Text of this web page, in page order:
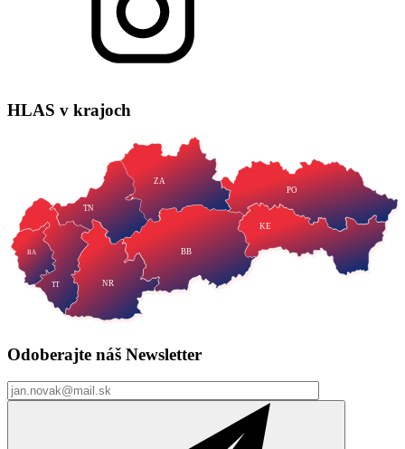
HLAS v krajoch
TT NR
TN
ZA
BB
PO
KE
BA
Odoberajte náš Newsletter